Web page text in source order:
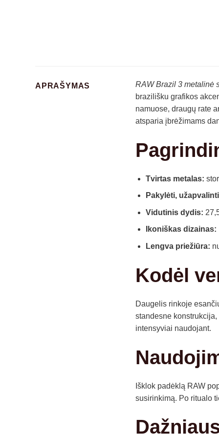
APRAŠYMAS
RAW Brazil 3 metalinė
brazilišku grafikos
namuose, draugų rate
atsparia įbrėžimams
Tvirtas metalas:
Pakylėti,
Vidutinis dydis:
Ikoniškas dizainas:
Lengva priežiūra:
Kodėl
Daugelis rinkoje
standesne
intensyviai naudojant.
Išklok padėklą RAW
susirinkimą. Po ritualo